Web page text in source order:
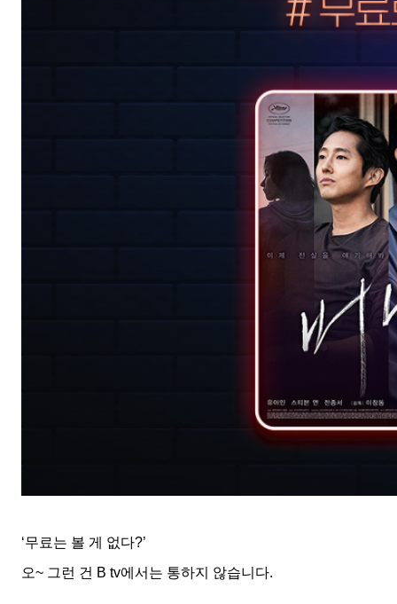
‘무료는 볼 게 없다?’
오~ 그런 건 B tv에서는 통하지 않습니다.